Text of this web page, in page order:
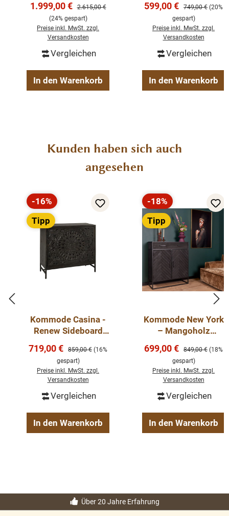
Abmessungen: Höhe: 85 cm - Breite: 165 cm - Tiefe:
abwischen.
Ein massives, langlebiges Möbelstück im modernen
Verkaufspreis:
1.999,00 € Regulärer Preis:
2.615,00 €
(24% gespart)
Preise inkl. MwSt. zzgl.
Versandkosten
Vergleichen
In den Warenkorb
Tür | 55x45x200 cm
Verkaufspreis:
599,00 € Regulärer Preis:
749,00 € (20%
gespart)
Preise inkl. MwSt. zzgl.
Versandkosten
Vergleichen
In den Warenkorb
Produktgalerie überspringen
Kunden haben sich auch
angesehen
Rabatt
-16%
Tipp
Kommode Casina -
Renew Sideboard
Verkaufspreis:
719,00 € Regulärer Preis:
859,00 € (16%
gespart)
Preise inkl. MwSt. zzgl.
Versandkosten
Vergleichen
In den Warenkorb
Rabatt
-18%
Tipp
Kommode New York
– Mangoholz
Fischgrätenmuster,
2 Türen & 1
Schublade, 115 cm
Verkaufspreis:
699,00 € Regulärer Preis:
849,00 € (18%
gespart)
Preise inkl. MwSt. zzgl.
Versandkosten
Vergleichen
In den Warenkorb
Über 20 Jahre Erfahrung